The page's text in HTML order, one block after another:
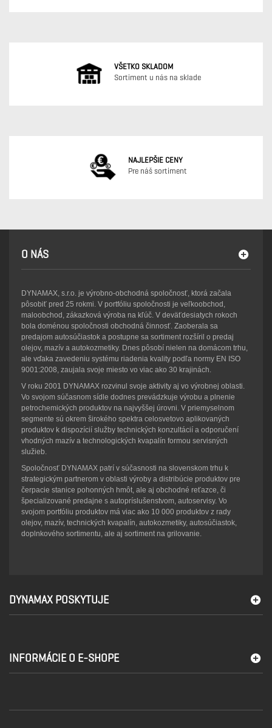
VŠETKO SKLADOM
Sortiment u nás na sklade
NAJLEPŠIE CENY
Pre náš sortiment
O NÁS
DYNAMAX, s.r.o. je výrobno-obchodná spoločnosť, ktorá začala
pôsobiť pred 25 rokmi. V portfóliu spoločnosti je veľkoobchod,
maloobchod, zákazková výroba na kľúč. V deväťdesiatych rokoch
bola doménou spoločnosti obchodná činnosť. Zaoberala sa
predajom autosúčiastok a postupne sa sortiment rozšíril o predaj
olejov, mazív a autokozmetiky. Dnes pôsobí nielen na domácom trhu,
ale vďaka zavedeniu systému riadenia kvality podľa normy EN ISO
9001:2008, zaujala svoje miesto vo viac ako 30 krajinách.
V roku 2001 DYNAMAX rozvinul svoje aktivity aj vo výrobnej oblasti.
Vo svojom súčasnom sídle dodnes prevádzkuje výrobu a plnenie
petrochemických produktov na najvyššej úrovni. V priemyselnom
segmente sú okrem širokého spektra celosvetovo aplikovaných
produktov k dispozícií služby technických konzultácií a odporučení
vhodných mazív a technologických kvapalín formou servisných
služieb.
Spoločnosť DYNAMAX patrí v súčasnosti na slovenskom trhu k
strategickým partnerom v oblasti výroby a distribúcie produktov pre
čerpacie stanice pohonných hmôt, ale aj obchodné reťazce, či
špecializované predajne s autopríslušenstvom, autoservisy. Vo
svojom portfóliu produktov má viac ako 10 000 produktov z rady
olejov, mazív, technických kvapalín, autokozmetiky, autosúčiastok,
doplnkového sortimentu, ale aj sortiment na grilovanie.
DYNAMAX POSKYTUJE
INFORMÁCIE O E-SHOPE